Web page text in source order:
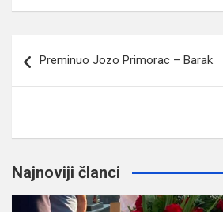
članaka
Preminuo Jozo Primorac – Barak
Najnoviji članci